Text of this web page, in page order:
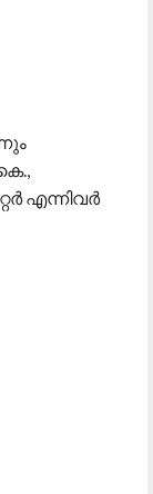
എന്നിവർ